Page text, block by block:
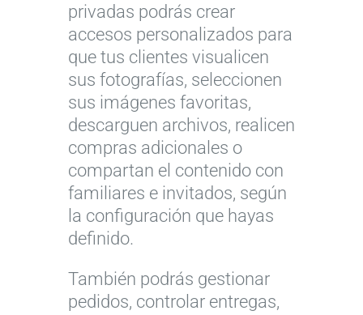
privadas podrás crear
accesos personalizados para
que tus clientes visualicen
sus fotografías, seleccionen
sus imágenes favoritas,
descarguen archivos, realicen
compras adicionales o
compartan el contenido con
familiares e invitados, según
la configuración que hayas
definido.
También podrás gestionar
pedidos, controlar entregas,